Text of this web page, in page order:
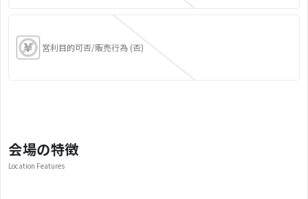
営利目的可否/販売行為 (否)
会場の特徴
Location Features